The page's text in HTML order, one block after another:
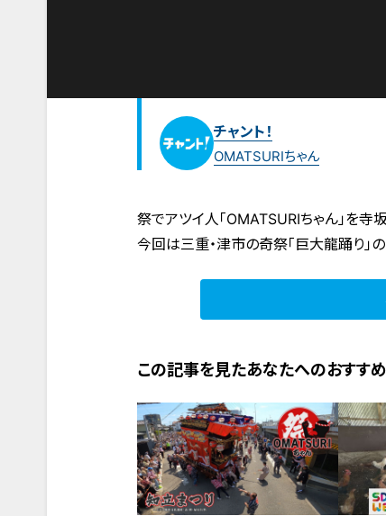
チャント！
OMATSURIちゃん
祭でアツイ人「OMATSURIちゃん」を寺
今回は三重・津市の奇祭「巨大龍踊り」
この記事を見たあなたへのおすすめ